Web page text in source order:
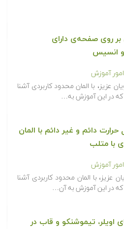
روی صفحه‌ی دارای
و انسیس
آموزش
عزیز، با المان محدود کاربردی آشنا
در این آموزش به…
دائم و غیر دائم با المان
با متلب
آموزش
عزیز، با المان محدود کاربردی آشنا
در این آموزش به آن…
اویلر، تیموشنکو و قاب در